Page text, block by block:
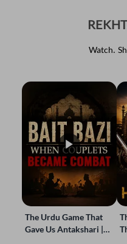
Watch.
The Urdu Game That
Gave Us Antakshari |